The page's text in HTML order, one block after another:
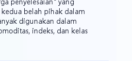
belah pihak dalam
digunakan dalam
indeks, dan kelas